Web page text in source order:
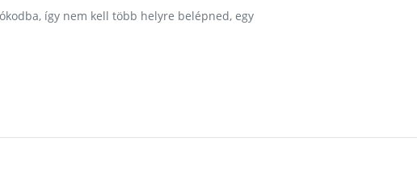
így nem kell több helyre belépned, egy